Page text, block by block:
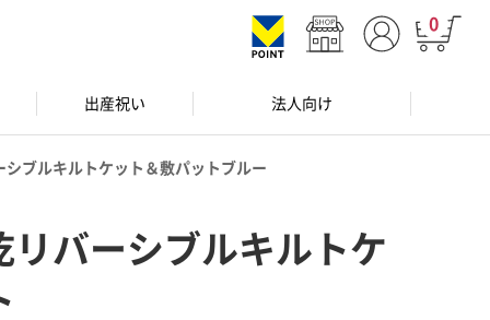
0
出産祝い 法人向け
シブルキルトケット＆敷パットブルー
リバーシブルキルトケ